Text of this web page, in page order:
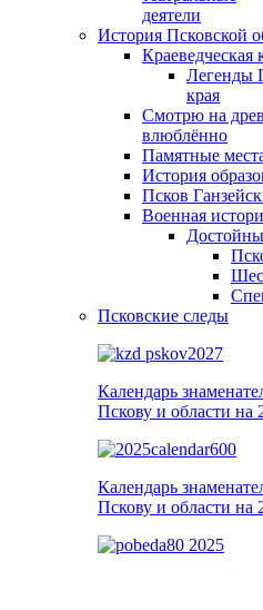
деятели
История Псковской
Краеведческая
Легенды
края
Смотрю на
влюблённо
Памятные
История
Псков
Военная
Псковские следы
Календарь
Пскову и области на
Календарь
Пскову и области на